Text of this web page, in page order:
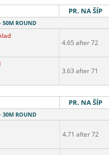
PR. NA ŠÍP
50M ROUND
4.65 after 72
3.63 after 71
PR. NA ŠÍP
30M ROUND
4.71 after 72